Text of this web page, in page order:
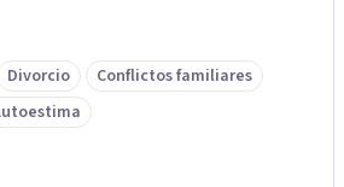
Divorcio
Conflictos familiares